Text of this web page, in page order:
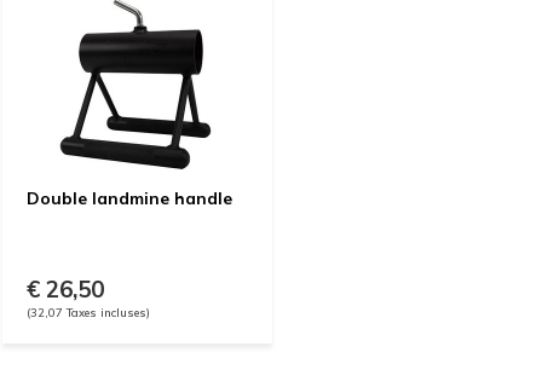
Double landmine handle
€ 26,50
(32,07 Taxes incluses)